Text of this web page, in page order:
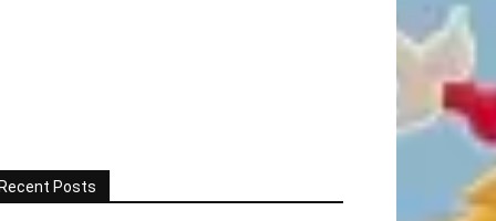
Posts